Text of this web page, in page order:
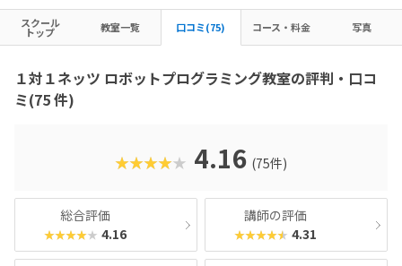
スクール
トップ 教室一覧 口コミ(75) コース・料金 写真
１対１ネッツ ロボットプログラミング教室の評判・口コ
ミ(75 件)
★★★★★ 4.16 (75件)
総合評価
★★★★★ 4.16
講師の評価
★★★★★ 4.31